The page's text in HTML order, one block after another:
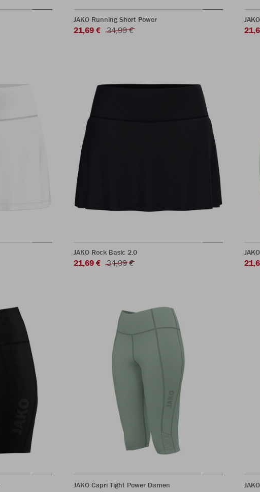
JAKO Running Short Power
21,69 € 34,99 €
JAKO Rock Basic 2.0
21,69 € 34,99 €
JAKO Capri Tight Power Damen